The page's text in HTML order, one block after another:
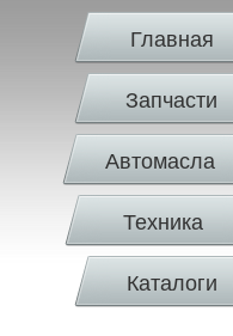
Главная
Запчасти
Автомасла
Техника
Каталоги